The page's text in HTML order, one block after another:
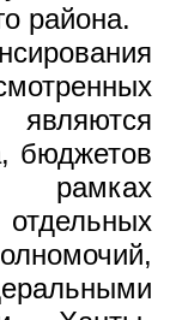
района.
бюджетов
рамках